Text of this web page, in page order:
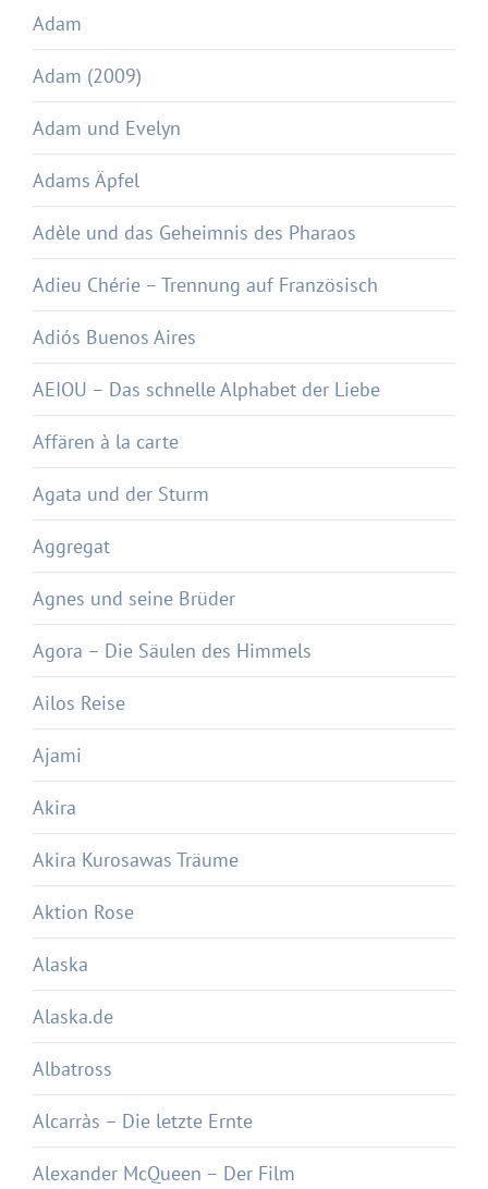
Adam
Adam (2009)
Adam und Evelyn
Adams Äpfel
Adèle und das Geheimnis des Pharaos
Adieu Chérie – Trennung auf Französisch
Adiós Buenos Aires
AEIOU – Das schnelle Alphabet der Liebe
Affären à la carte
Agata und der Sturm
Aggregat
Agnes und seine Brüder
Agora – Die Säulen des Himmels
Ailos Reise
Ajami
Akira
Akira Kurosawas Träume
Aktion Rose
Alaska
Alaska.de
Albatross
Alcarràs – Die letzte Ernte
Alexander McQueen – Der Film